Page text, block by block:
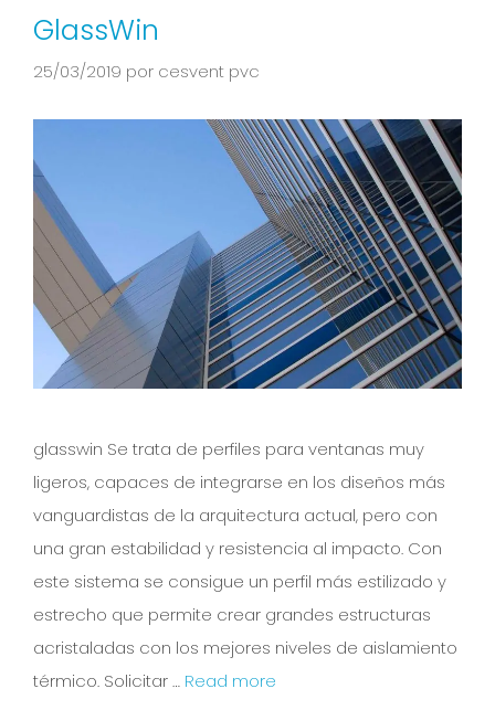
GlassWin
25/03/2019 por cesvent pvc
glasswin Se trata de perfiles para ventanas muy
ligeros, capaces de integrarse en los diseños más
vanguardistas de la arquitectura actual, pero con
una gran estabilidad y resistencia al impacto. Con
este sistema se consigue un perfil más estilizado y
estrecho que permite crear grandes estructuras
acristaladas con los mejores niveles de aislamiento
térmico. Solicitar … Read more